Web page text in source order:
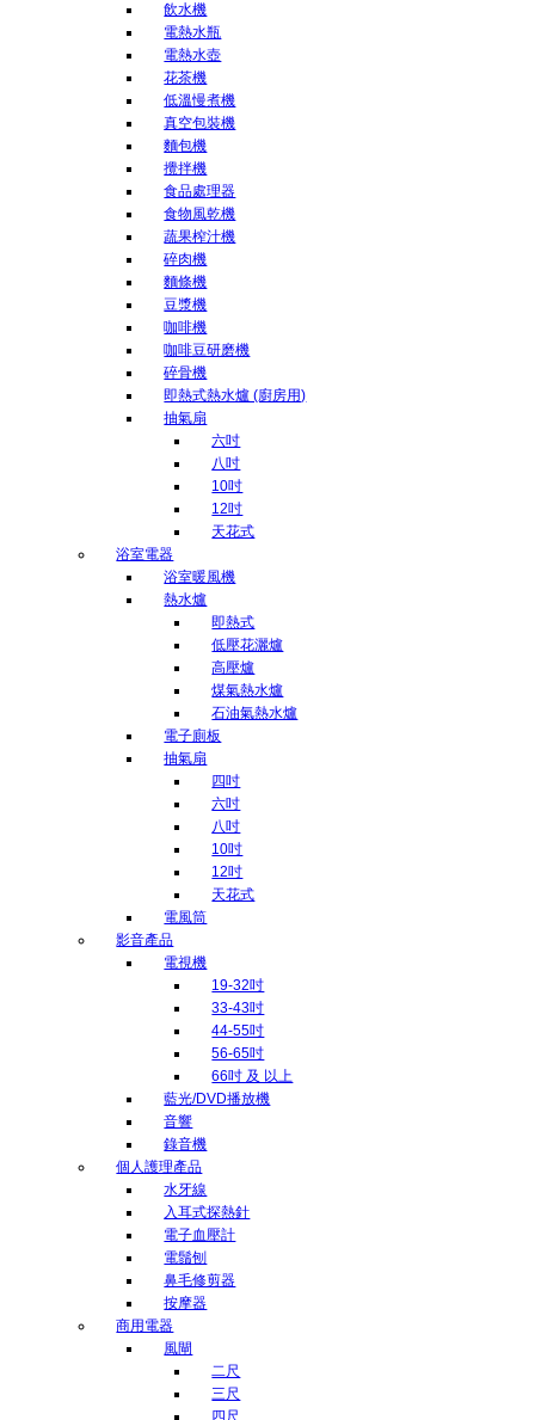
飲水機
電熱水瓶
電熱水壺
花茶機
低溫慢煮機
真空包裝機
麵包機
攪拌機
食品處理器
食物風乾機
蔬果榨汁機
碎肉機
麵條機
豆漿機
咖啡機
咖啡豆研磨機
碎骨機
即熱式熱水爐 (廚房用)
抽氣扇
六吋
八吋
10吋
12吋
天花式
浴室電器
浴室暖風機
熱水爐
即熱式
低壓花灑爐
高壓爐
煤氣熱水爐
石油氣熱水爐
電子廁板
抽氣扇
四吋
六吋
八吋
10吋
12吋
天花式
電風筒
影音產品
電視機
19-32吋
33-43吋
44-55吋
56-65吋
66吋 及 以上
藍光/DVD播放機
音響
錄音機
個人護理產品
水牙線
入耳式探熱針
電子血壓計
電鬚刨
鼻毛修剪器
按摩器
商用電器
風閘
二尺
三尺
四尺